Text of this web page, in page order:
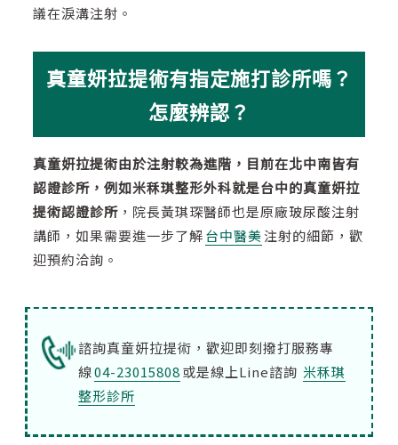
議在淚溝注射。
真童妍拉提術有指定施打診所嗎？
怎麼辨認？
真童妍拉提術由於注射較為進階，目前在北中南皆有
認證診所，例如米秝琪整形外科就是台中的真童妍拉
提術認證診所 ，院長黃琪琛醫師也是原廠玻尿酸注射
講師，如果需要進一步了解台中醫美注射的細節，歡
迎預約洽詢。
諮詢真童妍拉提術，歡迎即刻撥打服務專
線 04-23015808或是線上Line諮詢 米秝琪
整形診所